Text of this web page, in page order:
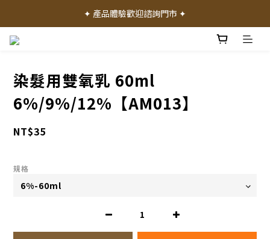
✦ 加入會員就送 50 元購物禮金 ✦
✦ 產品體驗歡迎諮詢門市 ✦
染髮用雙氧乳 60ml
6%/9%/12%【AM013】
NT$35
規格